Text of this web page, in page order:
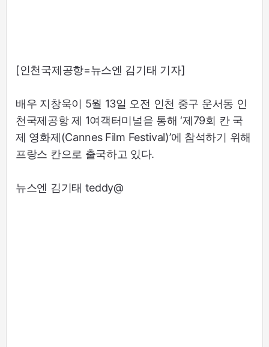
[인천국제공항=뉴스엔 김기태 기자]
배우 지창욱이 5월 13일 오전 인천 중구 운서동 인
천국제공항 제 1여객터미널읕 통해 ‘제79회 칸 국
제 영화제(Cannes Film Festival)’에 참석하기 위해
프랑스 칸으로 출국하고 있다.
뉴스엔 김기태 teddy@